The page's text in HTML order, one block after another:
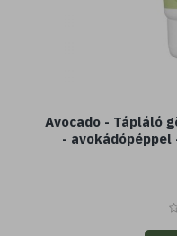
Avocado - Tápláló
- avokádópéppel